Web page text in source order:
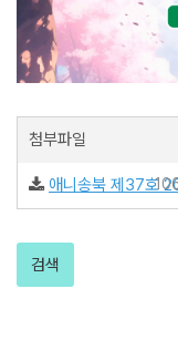
첨부파일
애니송북 제37호
검색